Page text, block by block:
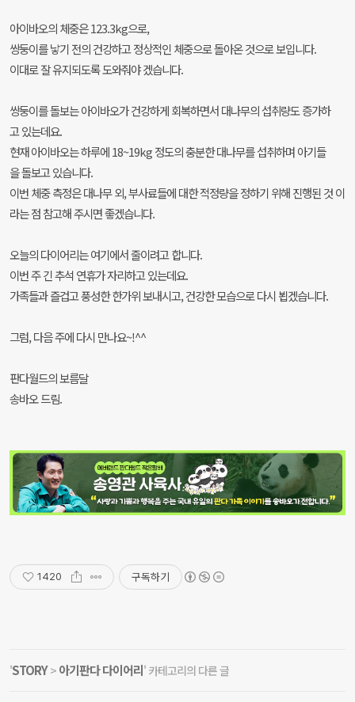
아이바오의 체중은 123.3kg으로,
쌍둥이를 낳기 전의 건강하고 정상적인 체중으로 돌아온 것으로 보입니다.
이대로 잘 유지되도록 도와줘야 겠습니다.
쌍둥이를 돌보는 아이바오가 건강하게 회복하면서 대나무의 섭취량도 증가하
고 있는데요.
현재 아이바오는 하루에 18~19kg 정도의 충분한 대나무를 섭취하며 아기들
을 돌보고 있습니다.
이번 체중 측정은 대나무 외, 부사료들에 대한 적정량을 정하기 위해 진행된 것 이
라는 점 참고해 주시면 좋겠습니다.
오늘의 다이어리는 여기에서 줄이려고 합니다.
이번 주 긴 추석 연휴가 자리하고 있는데요.
가족들과 즐겁고 풍성한 한가위 보내시고, 건강한 모습으로 다시 뵙겠습니다.
그럼, 다음 주에 다시 만나요~!^^
판다월드의 보름달
송바오 드림.
1420 구독하기
'STORY> 아기판다 다이어리' 카테고리의 다른 글